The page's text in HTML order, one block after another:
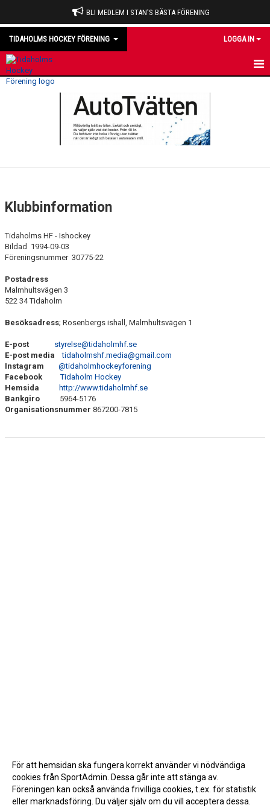
BLI MEDLEM I STAN'S BÄSTA FÖRENING
TIDAHOLMS HOCKEY FÖRENING LOGGA IN
ROSENBERGSBANANS HISTORIK
GAMLA HEMSIDAN
KALENDER
MATCHER
DOMARE
MEDLEM
Klubbinformation
Tidaholms HF - Ishockey
Bildad 1994-09-03
Föreningsnummer 30775-22
Postadress
Malmhultsvägen 3
522 34 Tidaholm
Besöksadress; Rosenbergs ishall, Malmhultsvägen 1
E-post
styrelse@tidaholmhf.se
E-post media
tidaholmshf.media@gmail.com
Instagram
@tidaholmhockeyforening
Facebook
Tidaholm Hockey
Hemsida
http://www.tidaholmhf.se
Bankgiro 5964-5176
Organisationsnummer 867200-7815
För att hemsidan ska fungera korrekt använder vi nödvändiga
cookies från SportAdmin. Dessa går inte att stänga av.
Föreningen kan också använda frivilliga cookies, t.ex. för statistik
eller marknadsföring. Du väljer själv om du vill acceptera dessa.